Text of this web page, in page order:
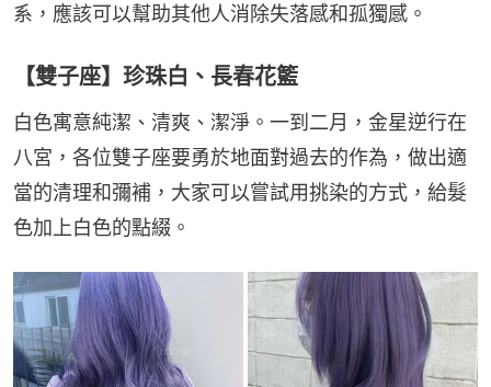
系，應該可以幫助其他人消除失落感和孤獨感。
【雙子座】珍珠白、長春花籃
白色寓意純潔、清爽、潔淨。一到二月，金星逆行在
八宮，各位雙子座要勇於地面對過去的作為，做出適
當的清理和彌補，大家可以嘗試用挑染的方式，給髮
色加上白色的點綴。